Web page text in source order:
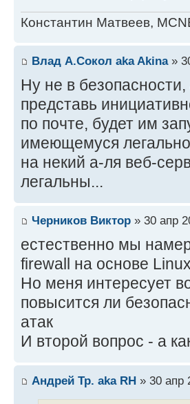
Константин Матвеев,
Влад А.Сокол aka Akina»
Ну не в
представь
по почте, будет им
имеющемуся
на некий а-ля веб-
легальны...
Черников Виктор » 30 апр
естественно мы
firewall на основе Linux
Но меня интересует
повысится ли
атак
И второй вопрос - а
Андрей Тр. aka RH » 30 апр